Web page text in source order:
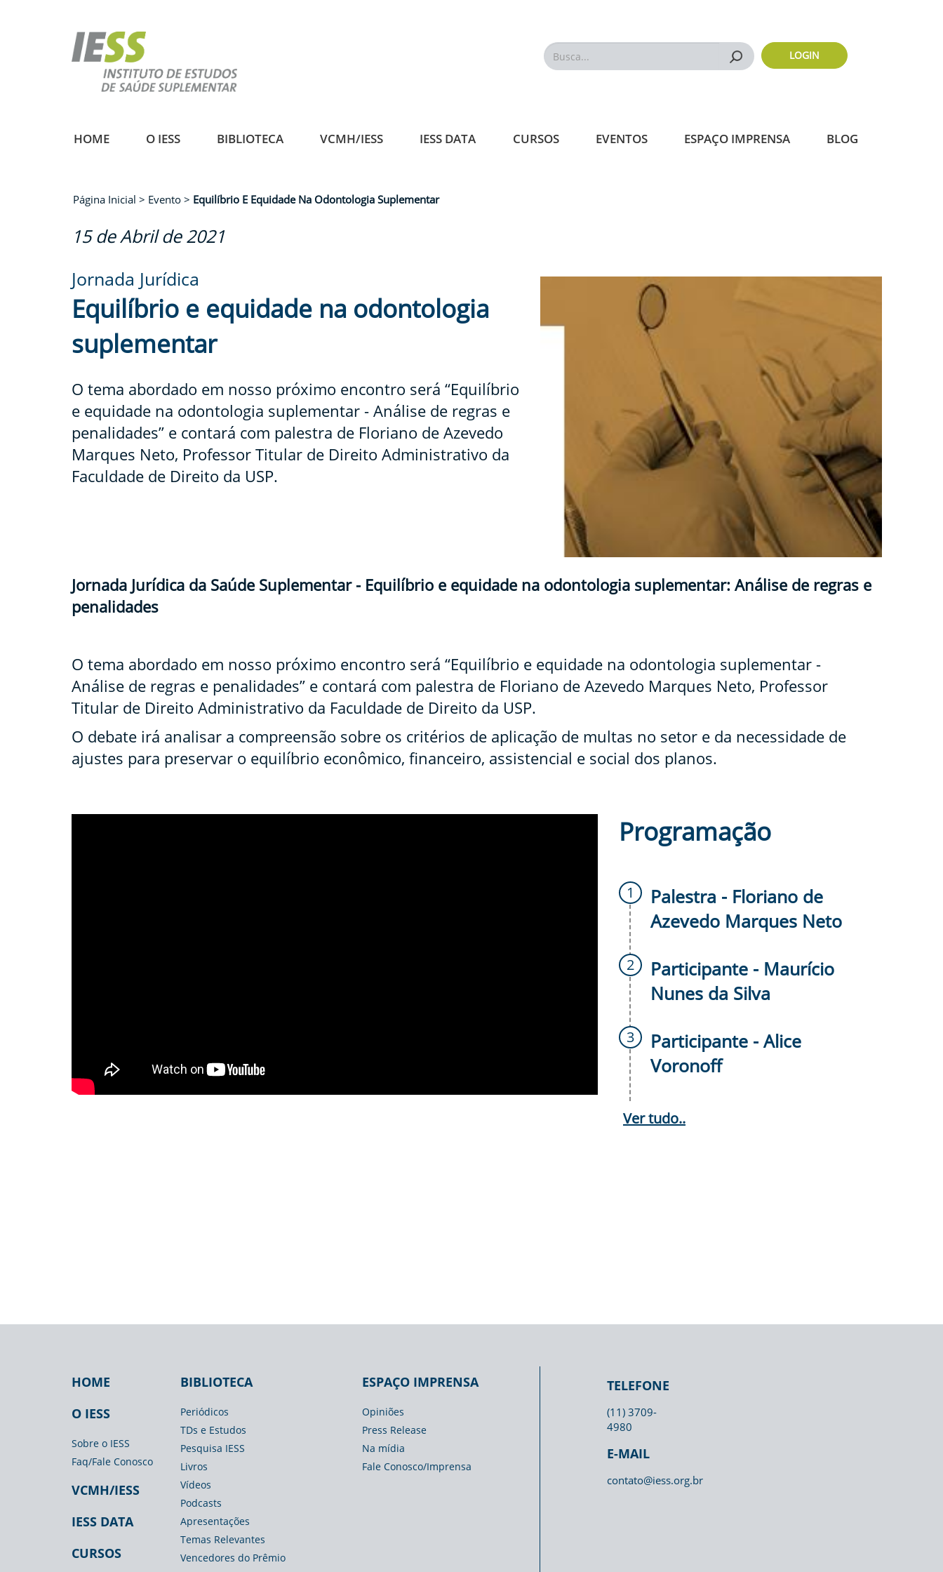
Busca... Buscar LOGIN
HOME O IESS BIBLIOTECA VCMH/IESS IESS DATA CURSOS EVENTOS ESPAÇO IMPRENSA BLOG
Trilha
de
Página Inicial Evento Equilíbrio E Equidade Na Odontologia Suplementar
15 de Abril de 2021
Jornada Jurídica
Equilíbrio e equidade na odontologia
suplementar
O tema abordado em nosso próximo encontro será “Equilíbrio
e equidade na odontologia suplementar - Análise de regras e
penalidades” e contará com palestra de Floriano de Azevedo
Marques Neto, Professor Titular de Direito Administrativo da
Faculdade de Direito da USP.
Jornada Jurídica da Saúde Suplementar - Equilíbrio e equidade na odontologia suplementar: Análise de regras e
penalidades
O tema abordado em nosso próximo encontro será “Equilíbrio e equidade na odontologia suplementar -
Análise de regras e penalidades” e contará com palestra de Floriano de Azevedo Marques Neto, Professor
Titular de Direito Administrativo da Faculdade de Direito da USP.
O debate irá analisar a compreensão sobre os critérios de aplicação de multas no setor e da necessidade de
ajustes para preservar o equilíbrio econômico, financeiro, assistencial e social dos planos.
Programação
Palestra - Floriano de
Azevedo Marques Neto
Participante - Maurício
Nunes da Silva
Participante - Alice
Voronoff
Ver tudo..
Footer
IESS
HOME
O IESS
Sobre o IESS
Faq/Fale Conosco
VCMH/IESS
IESS DATA
CURSOS
Footer
Biblioteca
BIBLIOTECA
Periódicos
TDs e Estudos
Pesquisa IESS
Livros
Vídeos
Podcasts
Apresentações
Temas Relevantes
Vencedores do Prêmio
Footer
Espaço
Imprensa
ESPAÇO IMPRENSA
Opiniões
Press Release
Na mídia
Fale Conosco/Imprensa
TELEFONE
(11) 3709-
4980
E-MAIL
contato@iess.org.br